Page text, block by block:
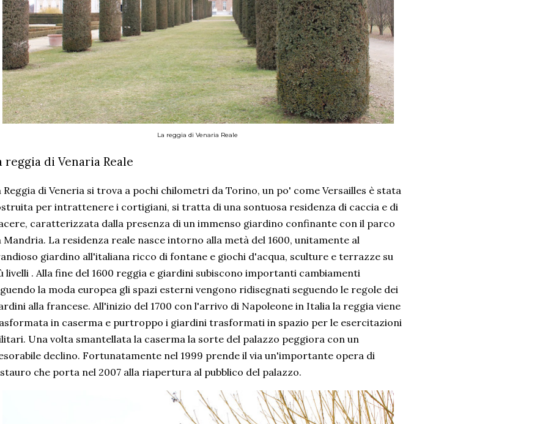
La reggia di Venaria Reale
reggia di Venaria Reale
Reggia di Veneria si trova a pochi chilometri da Torino, un po' come Versailles è stata
per intrattenere i cortigiani, si tratta di una sontuosa residenza di caccia e di
caratterizzata dalla presenza di un immenso giardino confinante con il parco
Mandria. La residenza reale nasce intorno alla metà del 1600, unitamente al
giardino all'italiana ricco di fontane e giochi d'acqua, sculture e terrazze su
livelli . Alla fine del 1600 reggia e giardini subiscono importanti cambiamenti
la moda europea gli spazi esterni vengono ridisegnati seguendo le regole dei
alla francese. All'inizio del 1700 con l'arrivo di Napoleone in Italia la reggia viene
in caserma e purtroppo i giardini trasformati in spazio per le esercitazioni
Una volta smantellata la caserma la sorte del palazzo peggiora con un
declino. Fortunatamente nel 1999 prende il via un'importante opera di
che porta nel 2007 alla riapertura al pubblico del palazzo.